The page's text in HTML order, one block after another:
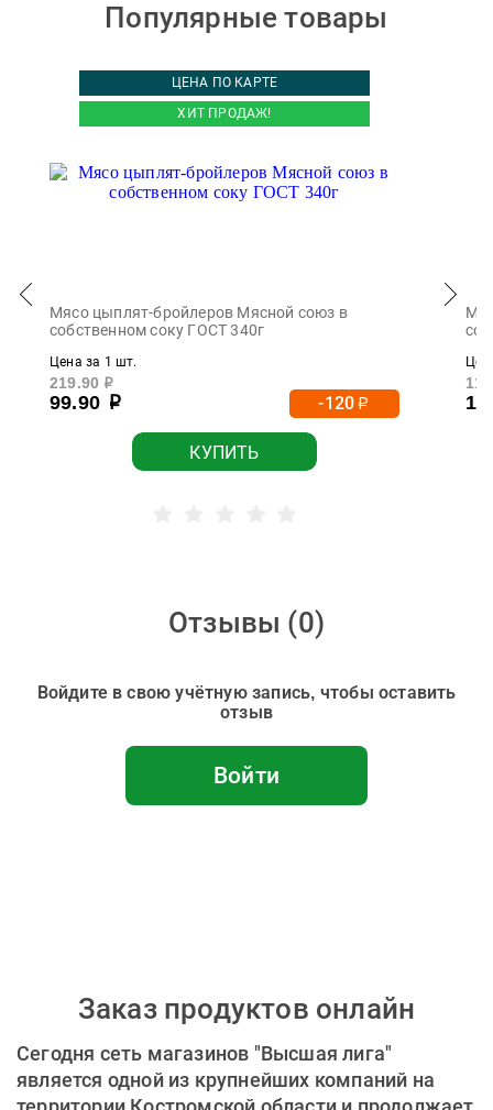
Популярные товары
ЦЕНА ПО КАРТЕ
ХИТ ПРОДАЖ!
Мясо цыплят-бройлеров Мясной союз в
собственном соку ГОСТ 340г
Цена за 1 шт.
219.90 р
99.90 р -120р
КУПИТЬ
Отзывы (0)
Войдите в свою учётную запись, чтобы оставить
отзыв
Войти
Заказ продуктов онлайн
Сегодня сеть магазинов "Высшая лига"
является одной из крупнейших компаний на